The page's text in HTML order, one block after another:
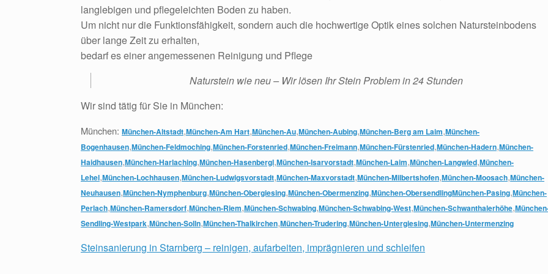
langlebigen und pflegeleichten Boden zu haben.
Um nicht nur die Funktionsfähigkeit, sondern auch die hochwertige Optik eines solchen Natursteinbodens
über lange Zeit zu erhalten,
bedarf es einer angemessenen Reinigung und Pflege
Naturstein wie neu – Wir lösen Ihr Stein Problem in 24 Stunden
Wir sind tätig für Sie in München:
München: München-Altstadt,München-Am Hart,München-Au,München-Aubing,München-Berg am Laim,München-
Bogenhausen,München-Feldmoching,München-Forstenried,München-Freimann,München-Fürstenried,München-Hadern,München-
Haidhausen,München-Harlaching,München-Hasenbergl,München-Isarvorstadt,München-Laim,München-Langwied,München-
Lehel,München-Lochhausen,München-Ludwigsvorstadt,München-Maxvorstadt,München-Milbertshofen,München-Moosach,München-
Neuhausen,München-Nymphenburg,München-Obergiesing,München-Obermenzing,München-ObersendlingMünchen-Pasing,München-
Perlach,München-Ramersdorf,München-Riem,München-Schwabing,München-Schwabing-West,München-Schwanthalerhöhe,
Sendling-Westpark,München-Solln,München-Thalkirchen,München-Trudering,München-Untergiesing,München-Untermenzing
Steinsanierung in Starnberg – reinigen, aufarbeiten, imprägnieren und schleifen